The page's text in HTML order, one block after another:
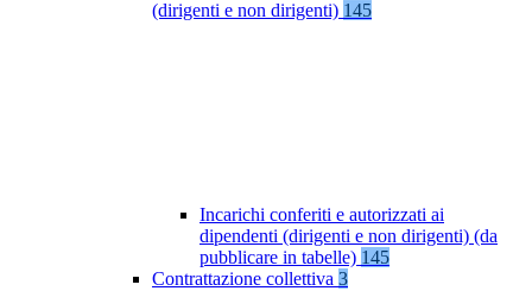
(dirigenti e non dirigenti) 145
Incarichi conferiti e autorizzati ai
dipendenti (dirigenti e non dirigenti) (da
pubblicare in tabelle) 145
Contrattazione collettiva 3